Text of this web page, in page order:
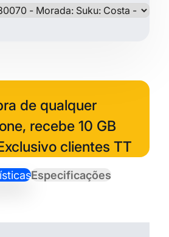
de qualquer
recebe 10 GB
clientes TT
Especificações